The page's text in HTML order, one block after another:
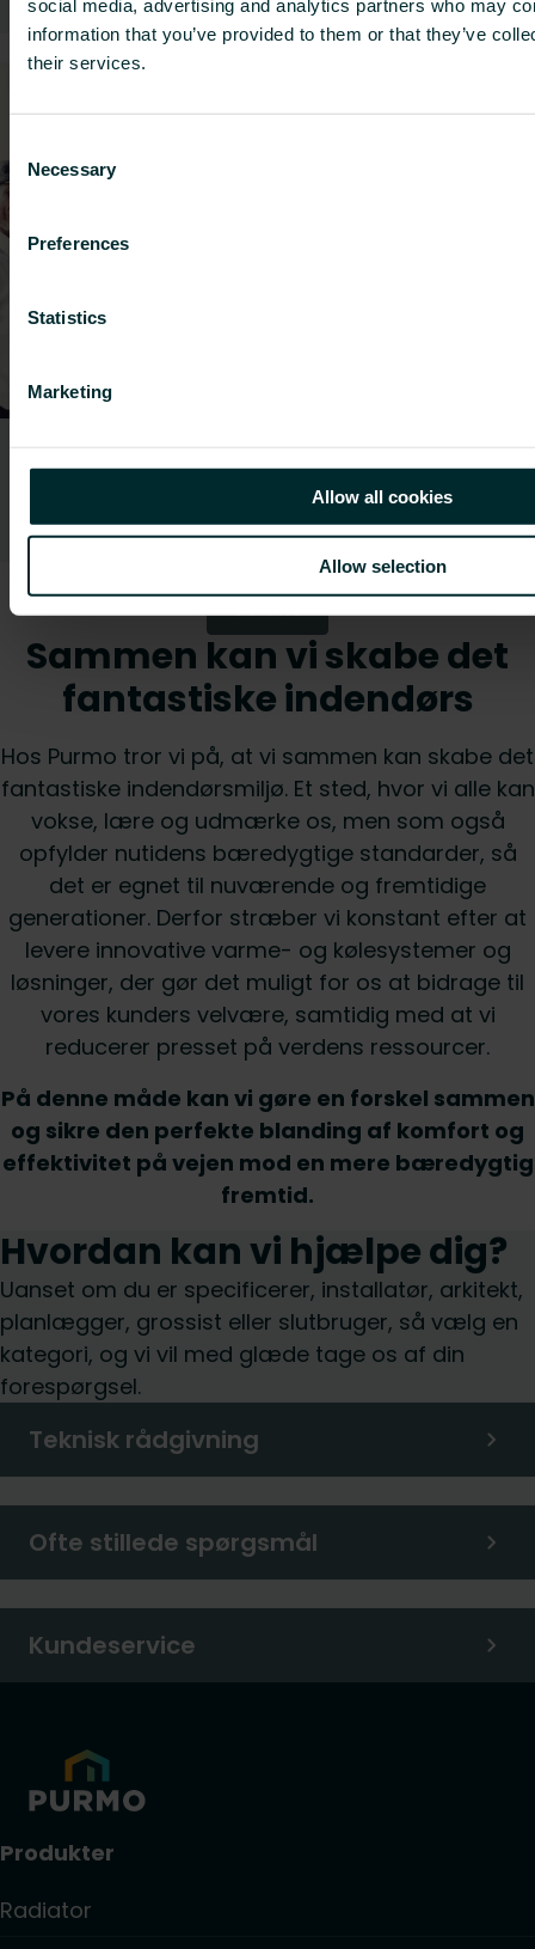
social media, advertising and analytics partners who may
information that you’ve provided to them or that they’ve
their services.
Selection
Necessary
Preferences
Statistics
Marketing
Allow all cookies
Allow selection
6
Mangfoldighed, lighed og
Se alle
Sammen kan vi skabe det
fantastiske indendørs
Hos Purmo tror vi på, at vi sammen kan skabe det
fantastiske indendørsmiljø. Et sted, hvor vi alle kan
vokse, lære og udmærke os, men som også
opfylder nutidens bæredygtige standarder, så
det er egnet til nuværende og fremtidige
generationer. Derfor stræber vi konstant efter at
levere innovative varme- og kølesystemer og
løsninger, der gør det muligt for os at bidrage til
vores kunders velvære, samtidig med at vi
reducerer presset på verdens ressourcer.
På denne måde kan vi gøre en forskel sammen
og sikre den perfekte blanding af komfort og
effektivitet på vejen mod en mere bæredygtig
fremtid.
Hvordan kan vi hjælpe dig?
Uanset om du er specificerer, installatør, arkitekt,
planlægger, grossist eller slutbruger, så vælg en
kategori, og vi vil med glæde tage os af din
forespørgsel.
Teknisk rådgivning
Ofte stillede spørgsmål
Kundeservice
Produkter
Radiator